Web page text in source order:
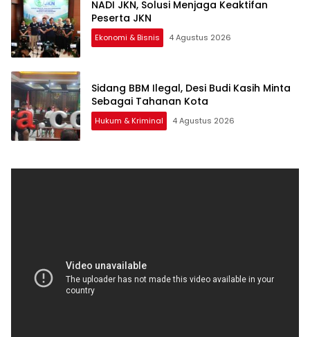
NADI JKN, Solusi Menjaga Keaktifan
Peserta JKN
Ekonomi & Bisnis 4 Agustus 2026
Sidang BBM Ilegal, Desi Budi Kasih Minta
Sebagai Tahanan Kota
Hukum & Kriminal 4 Agustus 2026